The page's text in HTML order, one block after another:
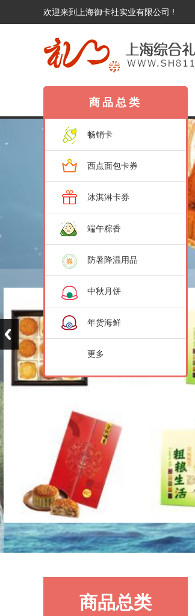
欢迎来到上海御卡社实业有限公司 !
商品总类
畅销卡
西点面包卡券
冰淇淋卡券
端午粽香
防暑降温用品
中秋月饼
年货海鲜
更多
商品总类